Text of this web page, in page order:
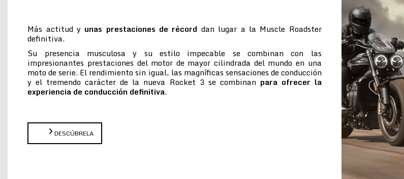
Más actitud y unas prestaciones de récord dan lugar a la Muscle Roadster
definitiva.
Su presencia musculosa y su estilo impecable se combinan con las
impresionantes prestaciones del motor de mayor cilindrada del mundo en una
moto de serie. El rendimiento sin igual, las magníficas sensaciones de conducción
y el tremendo carácter de la nueva Rocket 3 se combinan para ofrecer la
experiencia de conducción definitiva.
DESCÚBRELA